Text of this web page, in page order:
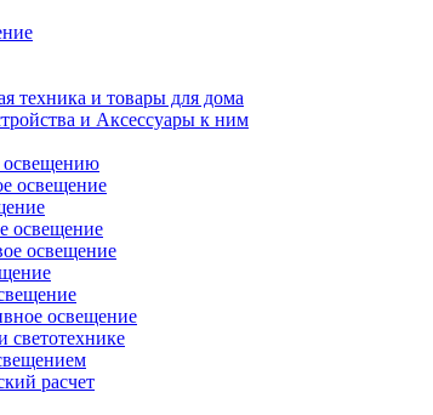
техника и товары для дома
и Аксессуары к ним
освещение
освещение
освещение
освещение
светотехнике
расчет